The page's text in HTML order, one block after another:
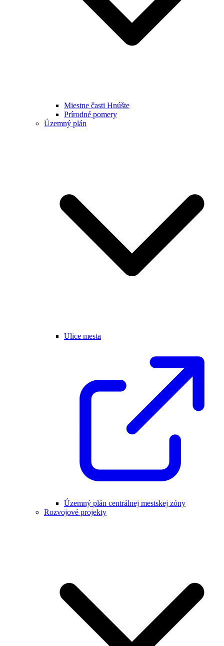
Miestne časti Hnúšte
Prírodné pomery
Územný plán
Ulice mesta
Územný plán centrálnej mestskej zóny
Rozvojové projekty